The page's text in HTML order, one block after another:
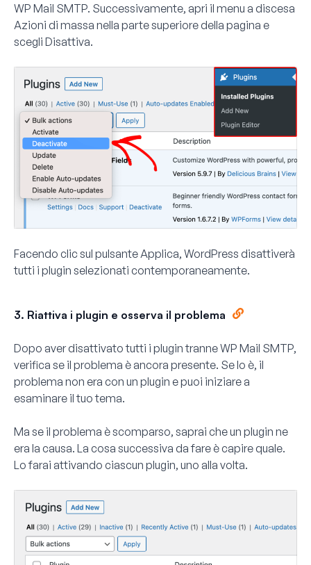
WP Mail SMTP. Successivamente, apri il menu a discesa
Azioni di massa nella parte superiore della pagina e
scegli Disattiva.
Facendo clic sul pulsanteApplica, WordPress disattiverà
tutti i plugin selezionati contemporaneamente.
3. Riattiva i plugin e osserva il problema
Dopo aver disattivato tutti i plugin tranne WP Mail SMTP,
verifica se il problema è ancora presente. Se lo è, il
problema non era con un plugin e puoi iniziare a
esaminare il tuo tema.
Ma se il problema è scomparso, saprai che un plugin ne
era la causa. La cosa successiva da fare è capire quale.
Lo farai attivando ciascun plugin, uno alla volta.